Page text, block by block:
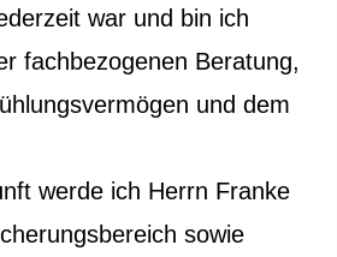
war und bin ich
fachbezogenen Beratung,
und dem
werde ich Herrn Franke
sowie